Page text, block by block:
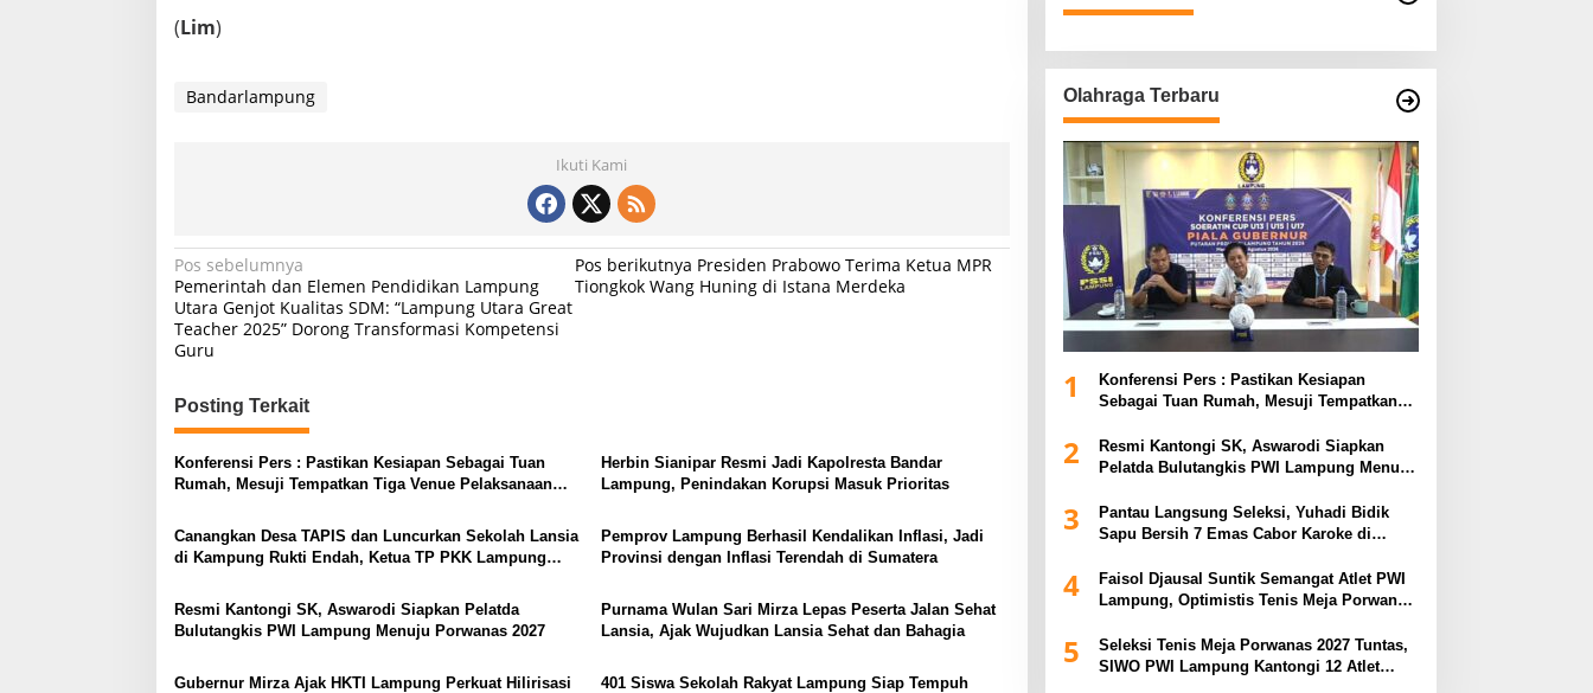
(Lim)
Bandarlampung
Ikuti Kami
N
a
v
g
a
s
p
o
s
Pos sebelumnya
Pemerintah dan Elemen Pendidikan Lampung
Utara Genjot Kualitas SDM: “Lampung Utara Great
Teacher 2025” Dorong Transformasi Kompetensi
Guru
Pos berikutnya Presiden Prabowo Terima Ketua MPR
Tiongkok Wang Huning di Istana Merdeka
Posting Terkait
Konferensi Pers : Pastikan Kesiapan Sebagai Tuan
Rumah, Mesuji Tempatkan Tiga Venue Pelaksanaan
Herbin Sianipar Resmi Jadi Kapolresta Bandar
Lampung, Penindakan Korupsi Masuk Prioritas
Canangkan Desa TAPIS dan Luncurkan Sekolah Lansia
di Kampung Rukti Endah, Ketua TP PKK Lampung
Pemprov Lampung Berhasil Kendalikan Inflasi, Jadi
Provinsi dengan Inflasi Terendah di Sumatera
Resmi Kantongi SK, Aswarodi Siapkan Pelatda
Bulutangkis PWI Lampung Menuju Porwanas 2027
Purnama Wulan Sari Mirza Lepas Peserta Jalan Sehat
Lansia, Ajak Wujudkan Lansia Sehat dan Bahagia
Gubernur Mirza Ajak HKTI Lampung Perkuat Hilirisasi
401 Siswa Sekolah Rakyat Lampung Siap Tempuh
Olahraga Terbaru
1
Konferensi Pers : Pastikan Kesiapan
Sebagai Tuan Rumah, Mesuji Tempatkan
Piala Gubernur Lampung
2
Resmi Kantongi SK, Aswarodi Siapkan
Pelatda Bulutangkis PWI Lampung Menuju
3
Pantau Langsung Seleksi, Yuhadi Bidik
Sapu Bersih 7 Emas Cabor Karoke di
4
Faisol Djausal Suntik Semangat Atlet PWI
Lampung, Optimistis Tenis Meja Porwanas
5
Seleksi Tenis Meja Porwanas 2027 Tuntas,
SIWO PWI Lampung Kantongi 12 Atlet